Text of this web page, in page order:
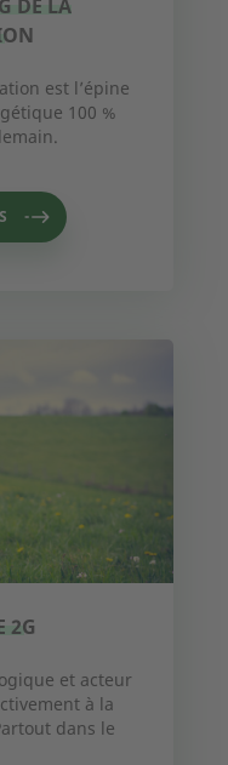
avec vous et/ou à
fournisseurs tiers, tels
votre demande.
DE LA
est l’épine
100 %
2G
et acteur
à la
dans le